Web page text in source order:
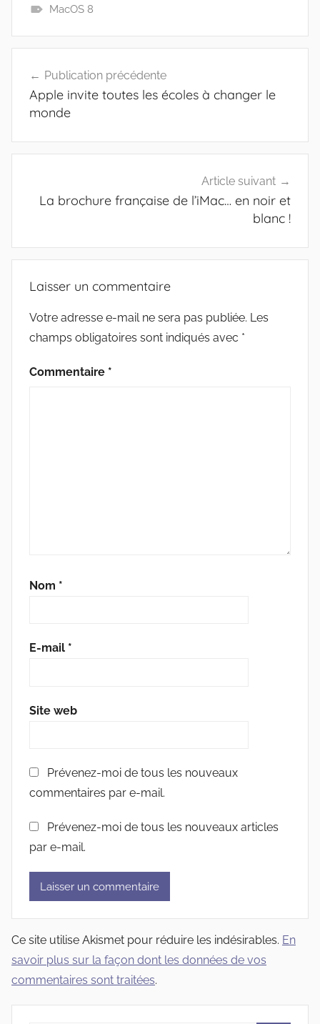
MacOS 8
de
l’article
Publication précédente
Apple invite toutes les écoles à changer le
monde
Article suivant
La brochure française de l’iMac… en noir et
blanc !
Laisser un commentaire
Votre adresse e-mail ne sera pas publiée. Les
champs obligatoires sont indiqués avec *
Commentaire *
Nom *
E-mail *
Site web
Prévenez-moi de tous les nouveaux
commentaires par e-mail.
Prévenez-moi de tous les nouveaux articles
par e-mail.
Ce site utilise Akismet pour réduire les indésirables. En
savoir plus sur la façon dont les données de vos
commentaires sont traitées.